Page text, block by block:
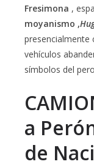
Fresimona ,
moyanismo ,
presencialmente
vehículos
símbolos del
a
de